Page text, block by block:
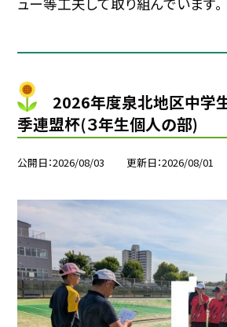
2026年度泉北地区中学
季連盟杯(３年生個人の部)
公開日 2026/08/03 更新日 2026/08/01